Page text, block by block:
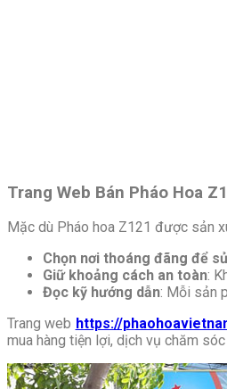
Trang Web Bán Pháo Hoa
Mặc dù Pháo hoa Z121 được sản
Chọn nơi thoáng đãng để
Giữ khoảng cách an toàn:
Đọc kỹ hướng dẫn: Mỗi sản
Trang web https://
mua hàng tiện lợi, dịch vụ chăm